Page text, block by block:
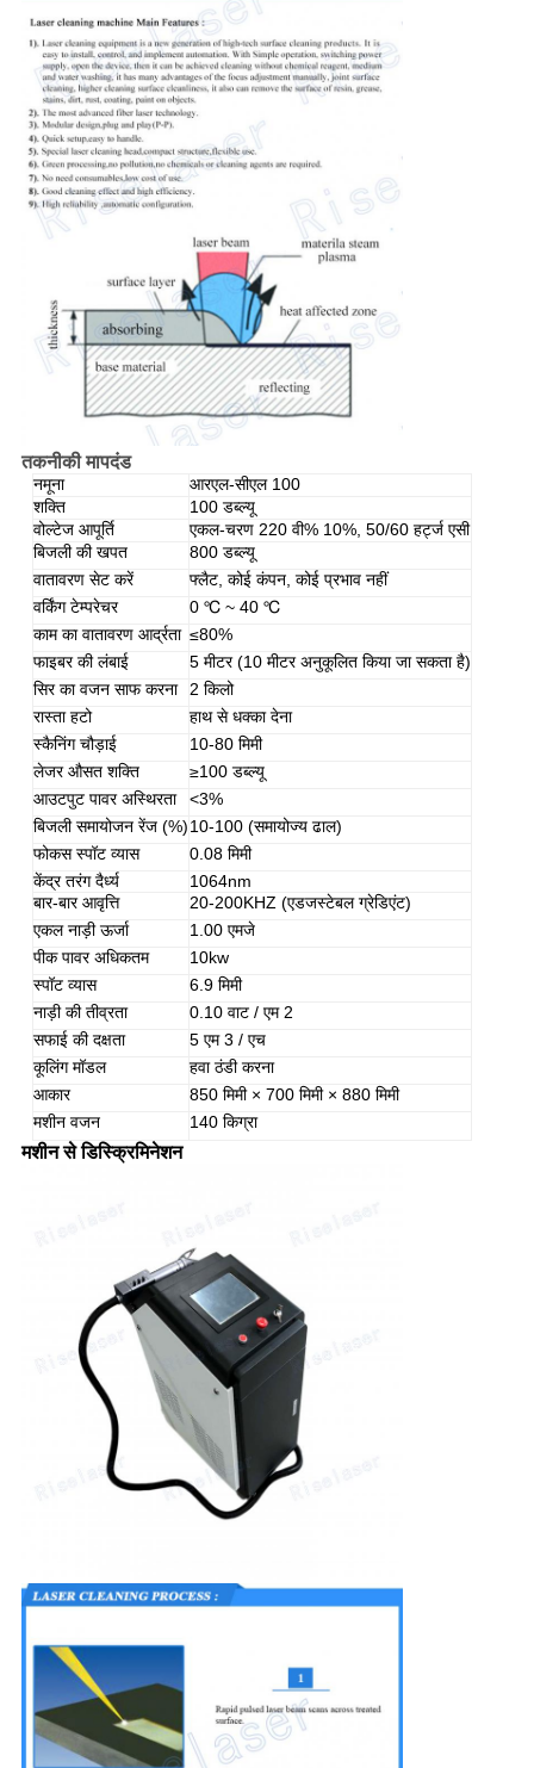
तकनीकी मापदंड
नमूना
आरएल-सीएल 100
शक्ति
100 डब्ल्यू
वोल्टेज आपूर्ति
एकल-चरण 220 वी% 10%, 50/60 हर्ट्ज एसी
बिजली की खपत
800 डब्ल्यू
वातावरण सेट करें
फ्लैट, कोई कंपन, कोई प्रभाव नहीं
वर्किंग टेम्परेचर
0 ℃ ~ 40 ℃
काम का वातावरण आर्द्रता ≤80%
फाइबर की लंबाई
5 मीटर (10 मीटर अनुकूलित किया जा सकता है)
सिर का वजन साफ ​​करना
2 किलो
रास्ता हटो
हाथ से धक्का देना
स्कैनिंग चौड़ाई
10-80 मिमी
लेजर औसत शक्ति
≥100 डब्ल्यू
आउटपुट पावर अस्थिरता
<3%
बिजली समायोजन रेंज (%)10-100 (समायोज्य ढाल)
फोकस स्पॉट व्यास
0.08 मिमी
केंद्र तरंग दैर्ध्य
1064nm
बार-बार आवृत्ति
20-200KHZ (एडजस्टेबल ग्रेडिएंट)
एकल नाड़ी ऊर्जा
1.00 एमजे
पीक पावर अधिकतम
10kw
स्पॉट व्यास
6.9 मिमी
नाड़ी की तीव्रता
0.10 वाट / एम 2
सफाई की दक्षता
5 एम 3 / एच
कूलिंग मॉडल
हवा ठंडी करना
आकार
850 मिमी × 700 मिमी × 880 मिमी
मशीन वजन
140 किग्रा
मशीन से डिस्क्रिमिनेशन